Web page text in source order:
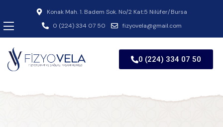
Konak Mah. 1. Badem Sok. No/2 Kat:5 Nilüfer/Bursa
0 (224) 334 07 50
fizyovela@gmail.com
0 (224) 334 07 50